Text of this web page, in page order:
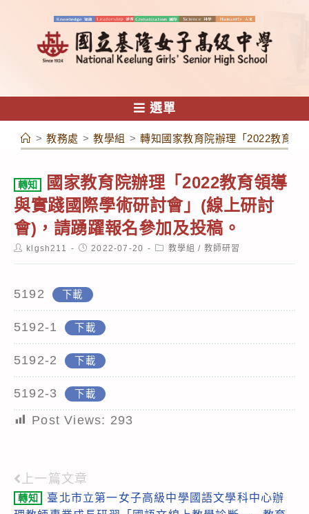
容
選單
> 教務處 > 教學組 > 轉知國家教育院辦理「2022教育領
轉知
國家教育院辦理「2022教育領導
與實踐國際學術研討會」(線上研討
會)，請踴躍報名參加及投稿。
Postklgsh211
Post2022-07-20
Post教學組 / 教師研習
5192 下載
5192-1 下載
5192-2 下載
5192-3 下載
Post Views: 293
Read
more
上一篇文章
轉知
臺北市立第一女子高級中學國語文學科中心辦